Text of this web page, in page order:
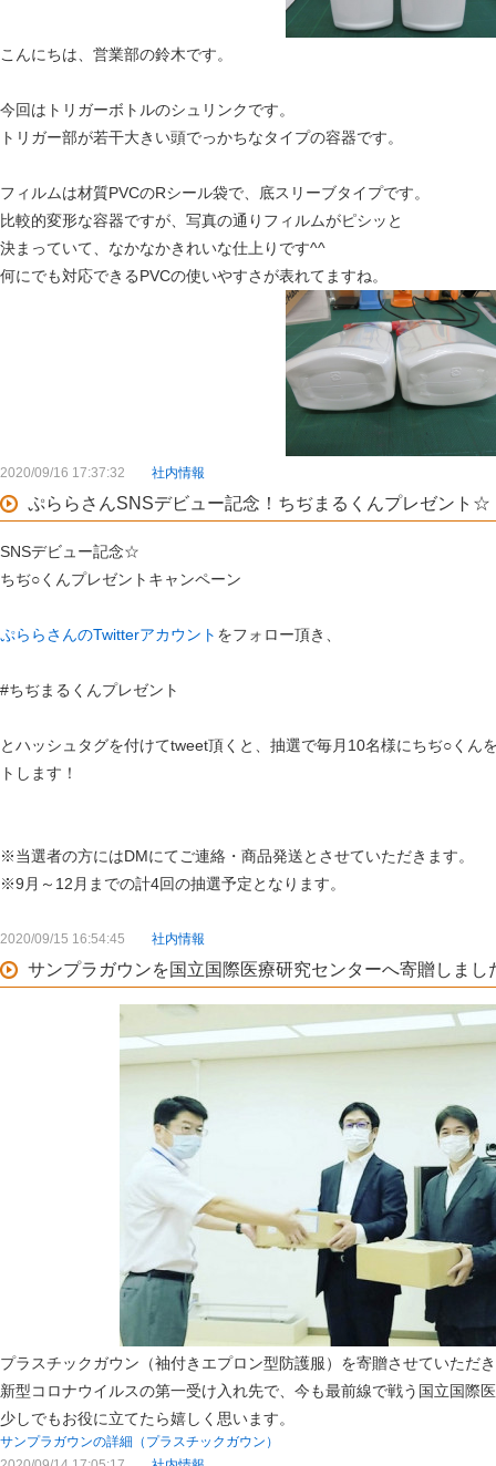
こんにちは、営業部の鈴木です。
今回はトリガーボトルのシュリンクです。
トリガー部が若干大きい頭でっかちなタイプの容器です。
フィルムは材質PVCのRシール袋で、底スリーブタイプです。
比較的変形な容器ですが、写真の通りフィルムがピシッと
決まっていて、なかなかきれいな仕上りです^^
何にでも対応できるPVCの使いやすさが表れてますね。
2020/09/16 17:37:32 社内情報
ぷららさんSNSデビュー記念！ちぢまるくんプレゼント☆
SNSデビュー記念☆
ちぢ○くんプレゼントキャンペーン
ぷららさんのTwitterアカウント をフォロー頂き、
#ちぢまるくんプレゼント
とハッシュタグを付けてtweet頂くと、抽選で毎月10名様にちぢ○くん
トします！
※当選者の方にはDMにてご連絡・商品発送とさせていただきます。
※9月～12月までの計4回の抽選予定となります。
2020/09/15 16:54:45 社内情報
サンプラガウンを国立国際医療研究センターへ寄贈しまし
プラスチックガウン（袖付きエプロン型防護服）を寄贈させていただ
新型コロナウイルスの第一受け入れ先で、今も最前線で戦う国立国際
少しでもお役に立てたら嬉しく思います。
サンプラガウンの詳細（プラスチックガウン）